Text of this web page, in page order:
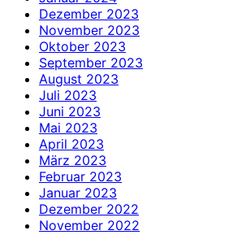
Dezember 2023
November 2023
Oktober 2023
September 2023
August 2023
Juli 2023
Juni 2023
Mai 2023
April 2023
März 2023
Februar 2023
Januar 2023
Dezember 2022
November 2022